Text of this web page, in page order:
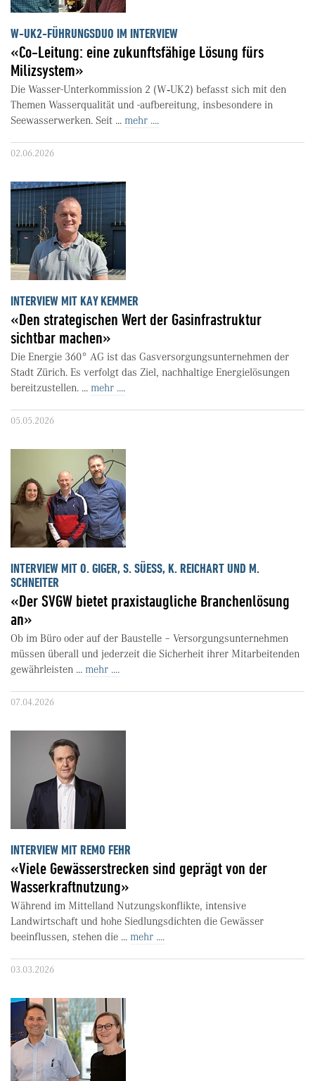
W-UK2-FÜHRUNGSDUO IM INTERVIEW
«Co-Leitung: eine zukunftsfähige Lösung fürs
Milizsystem»
Die Wasser-Unterkommission 2 (W‑UK2) befasst sich mit den
Themen Wasserqualität und -aufbereitung, insbesondere in
Seewasserwerken. Seit ... mehr ....
02.06.2026
INTERVIEW MIT KAY KEMMER
«Den strategischen Wert der Gasinfrastruktur
sichtbar machen»
Die Energie 360° AG ist das Gasversorgungsunternehmen der
Stadt Zürich. Es verfolgt das Ziel, nachhaltige Energielösungen
bereitzustellen. ... mehr ....
05.05.2026
INTERVIEW MIT O. GIGER, S. SÜESS, K. REICHART UND M.
SCHNEITER
«Der SVGW bietet praxistaugliche Branchenlösung
an»
Ob im Büro oder auf der Baustelle – Versorgungsunternehmen
müssen überall und jederzeit die Sicherheit ihrer Mitarbeitenden
gewährleisten ... mehr ....
07.04.2026
INTERVIEW MIT REMO FEHR
«Viele Gewässerstrecken sind geprägt von der
Wasserkraftnutzung»
Während im Mittelland Nutzungskonflikte, intensive
Landwirtschaft und hohe Siedlungsdichten die Gewässer
beeinflussen, stehen die ... mehr ....
03.03.2026